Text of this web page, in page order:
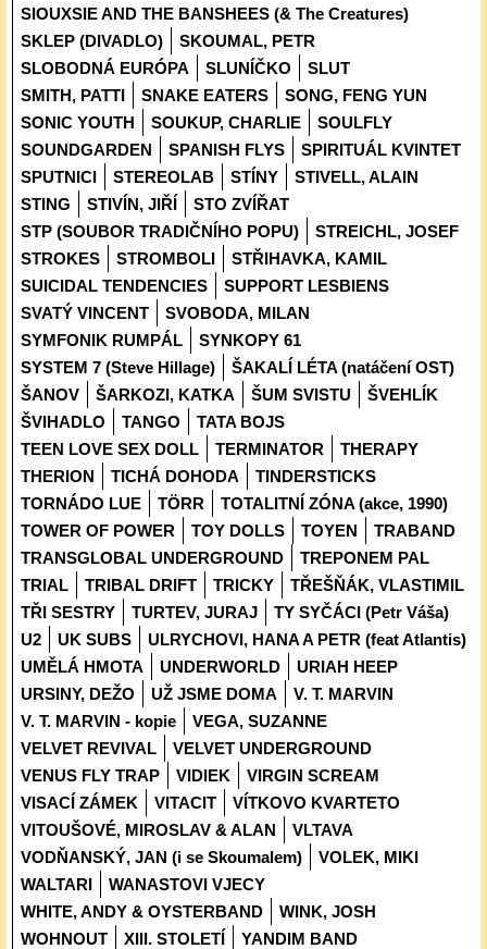
SIOUXSIE AND THE BANSHEES (& The Creatures)
SKLEP (DIVADLO)
SKOUMAL, PETR
SLOBODNÁ EURÓPA
SLUNÍČKO
SLUT
SMITH, PATTI
SNAKE EATERS
SONG, FENG YUN
SONIC YOUTH
SOUKUP, CHARLIE
SOULFLY
SOUNDGARDEN
SPANISH FLYS
SPIRITUÁL KVINTET
SPUTNICI
STEREOLAB STÍNY
STIVELL, ALAIN
STING
STIVÍN, JIŘÍ
STO ZVÍŘAT
STP (SOUBOR TRADIČNÍHO POPU)
STREICHL, JOSEF
STROKES
STROMBOLI
STŘIHAVKA, KAMIL
SUICIDAL TENDENCIES
SUPPORT LESBIENS
SVATÝ VINCENT
SVOBODA, MILAN
SYMFONIK RUMPÁL
SYNKOPY 61
SYSTEM 7 (Steve Hillage)
ŠAKALÍ LÉTA (natáčení OST)
ŠANOV
ŠARKOZI, KATKA ŠUM SVISTU
ŠVEHLÍK
ŠVIHADLO
TANGO
TATA BOJS
TEEN LOVE SEX DOLL
TERMINATOR
THERAPY
THERION
TICHÁ DOHODA
TINDERSTICKS
TORNÁDO LUE
TÖRR
TOTALITNÍ ZÓNA (akce, 1990)
TOWER OF POWER
TOY DOLLS TOYEN
TRABAND
TRANSGLOBAL UNDERGROUND
TREPONEM PAL
TRIAL
TRIBAL DRIFT TRICKY
TŘEŠŇÁK, VLASTIMIL
TŘI SESTRY
TURTEV, JURAJ
TY SYČÁCI (Petr Váša)
U2
UK SUBS
ULRYCHOVI, HANA A PETR (feat Atlantis)
UMĚLÁ HMOTA
UNDERWORLD
URIAH HEEP
URSINY, DEŽO
UŽ JSME DOMA
V. T. MARVIN
V. T. MARVIN - kopie
VEGA, SUZANNE
VELVET REVIVAL
VELVET UNDERGROUND
VENUS FLY TRAP
VIDIEK
VIRGIN SCREAM
VISACÍ ZÁMEK
VITACIT
VÍTKOVO KVARTETO
VITOUŠOVÉ, MIROSLAV & ALAN
VLTAVA
VODŇANSKÝ, JAN (i se Skoumalem)
VOLEK, MIKI
WALTARI
WANASTOVI VJECY
WHITE, ANDY & OYSTERBAND
WINK, JOSH
WOHNOUT
XIII. STOLETÍ
YANDIM BAND